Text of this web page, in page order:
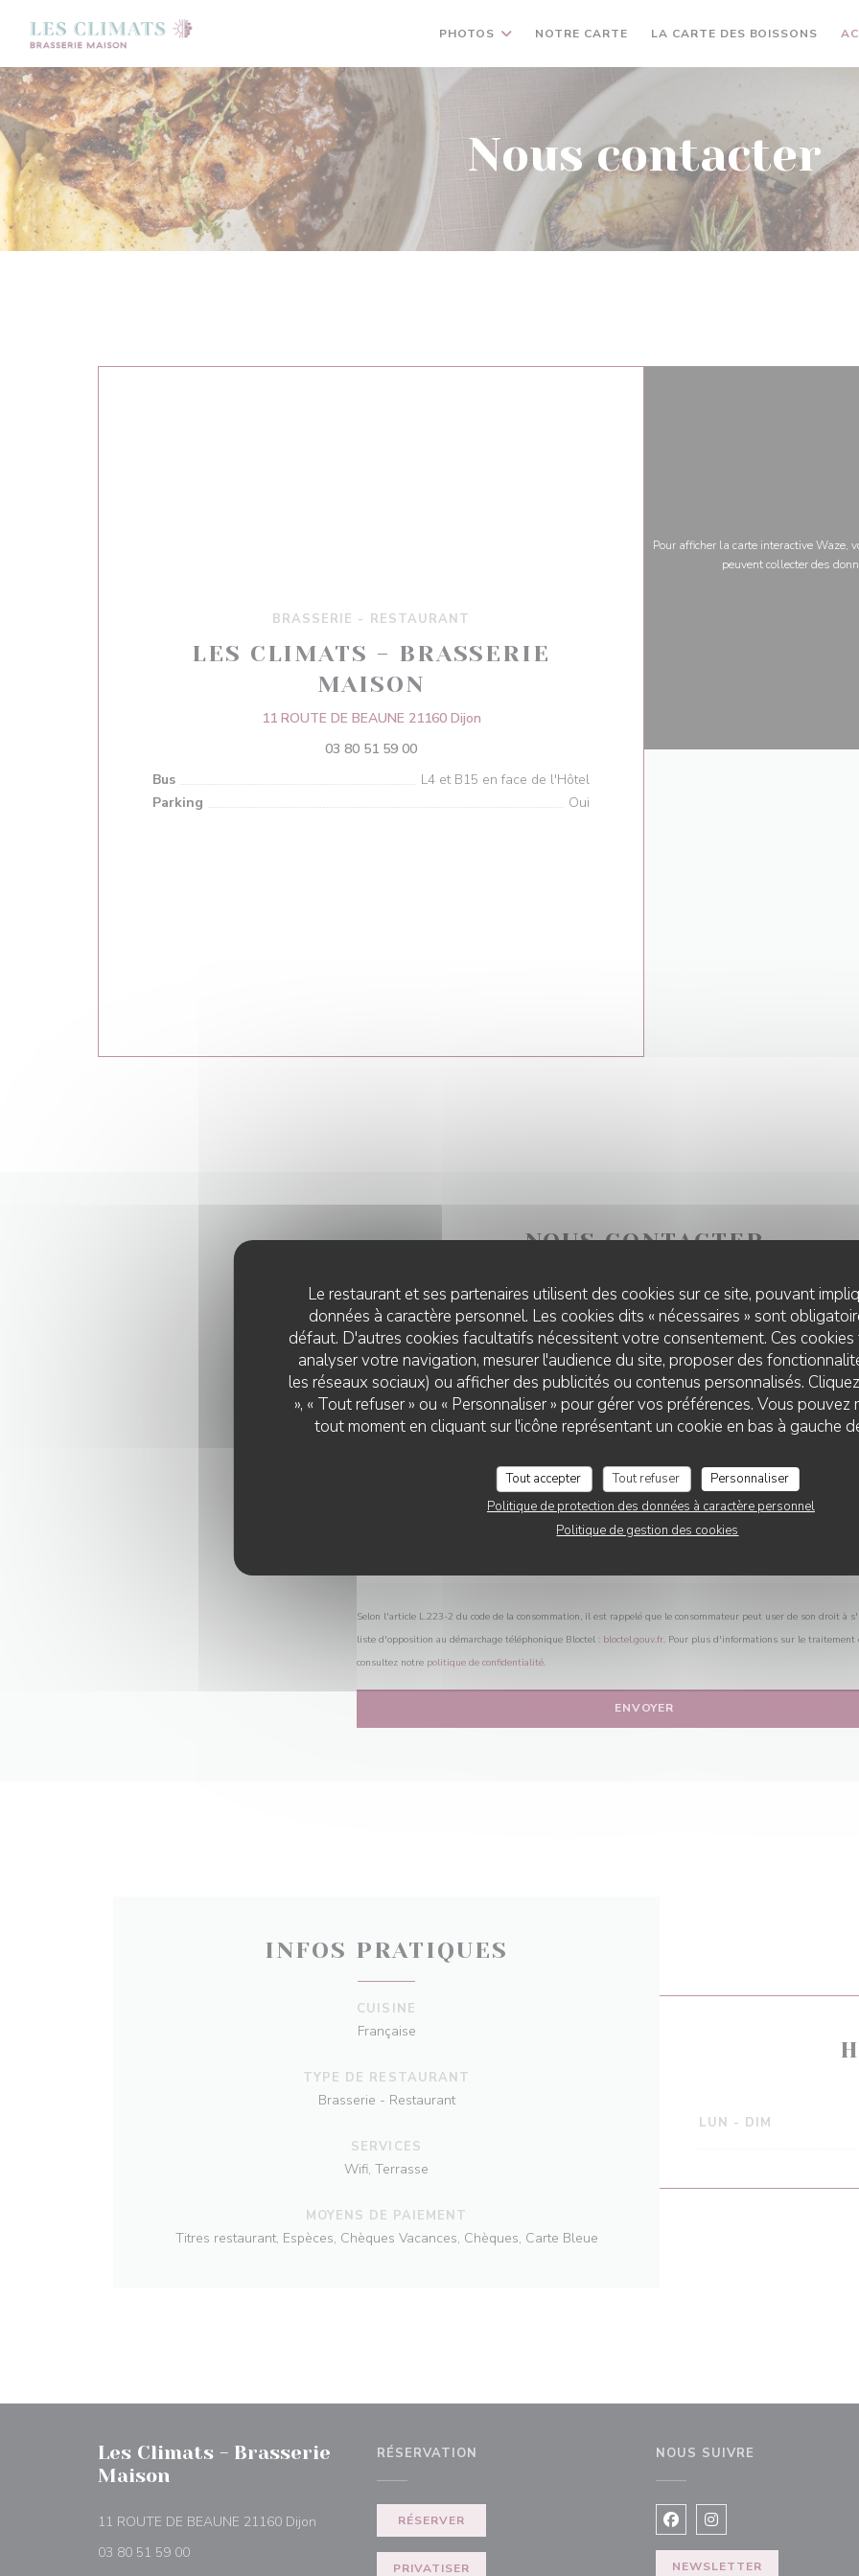
Le restaurant et ses partenaires utilisent des cookies sur ce site, pouvant
données à caractère personnel. Les cookies dits « nécessaires » sont
défaut. D'autres cookies facultatifs nécessitent votre consentement. Ces
analyser votre navigation, mesurer l'audience du site, proposer des
les réseaux sociaux) ou afficher des publicités ou contenus personnalisés.
», « Tout refuser » ou « Personnaliser » pour gérer vos préférences. Vous
tout moment en cliquant sur l'icône représentant un cookie en bas à gauche
Tout accepter Tout refuser
Personnaliser
Politique de protection des données à caractère personnel
Politique de gestion des cookies
PHOTOS NOTRE CARTE ((OUVRE UNE NOUVELLE FENÊTRE))
LA CARTE DES BOISSONS
Nous contacter
BRASSERIE - RESTAURANT
LES CLIMATS - BRASSERIE
MAISON
11 ROUTE DE BEAUNE 21160 Dijon((ouvre une nouvelle fenêtre))
03 80 51 59 00
Bus
L4 et B15 en face de l'Hôtel
Parking
Oui
Pour afficher la carte interactive Waze,
peuvent collecter des
NOUS CONTACTER
Vous désirez nous contacter ?
Remplissez le formulaire ci-dessous !
Selon l'article L.223-2 du code de la consommation, il est rappelé que le consommateur peut user de son droit à
liste d'opposition au démarchage téléphonique Bloctel : bloctel.gouv.fr. Pour plus d'informations sur le traitement
consultez notre politique de confidentialité.
INFOS PRATIQUES
CUISINE
Française
TYPE DE RESTAURANT
Brasserie - Restaurant
SERVICES
Wifi, Terrasse
MOYENS DE PAIEMENT
Titres restaurant, Espèces, Chèques Vacances, Chèques, Carte Bleue
LUN - DIM
Les Climats - Brasserie
Maison
11 ROUTE DE BEAUNE 21160 Dijon ((ouvre une nouvelle fenêtre))
03 80 51 59 00
RÉSERVATION
RÉSERVER
PRIVATISER
NOUS SUIVRE
Facebook ((ouvre une
Instagram ((ouvre une
NEWSLETTER